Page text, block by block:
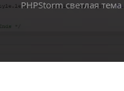
PHPStorm светлая тема